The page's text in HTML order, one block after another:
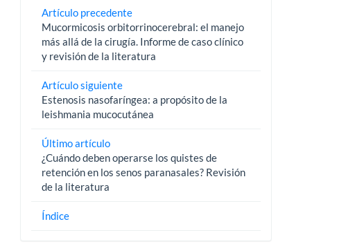
Artículo precedente
Mucormicosis orbitorrinocerebral: el manejo
más allá de la cirugía. Informe de caso clínico
y revisión de la literatura
Artículo siguiente
Estenosis nasofaríngea: a propósito de la
leishmania mucocutánea
Último artículo
¿Cuándo deben operarse los quistes de
retención en los senos paranasales? Revisión
de la literatura
Índice